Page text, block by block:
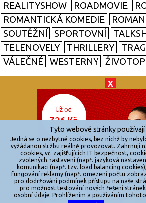
X
REALITYSHOW
ROADMOVIE
ROMANTICKÁ KOMEDIE
SOUTĚŽNÍ
SPORTOVNÍ
TELENOVELY
THRILLERY
VÁLEČNÉ
WESTERNY
© 2026
zkouknoutfilm.cz
Všechna práva
Powered by
Reklama
Sítě
Redakce
Tyto webové stránky používají
Jedná se o nezbytné cookies, bez nichž by
vyžádanou službu reálně provozovat. Zahrnují
cookies, vč. zajišťujících IT bezpečnost,
zvolených nastavení (např. jazyková
komunikaci (např. tzv. load balancing
fungování reklamy (např. omezení počtu
pro dodržování podmínek přístupu na naše
pro možnost testování nových řešení
osobní údaje. Prohlížením a používáním